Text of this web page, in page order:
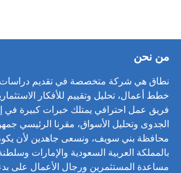
من نحن
نطاق هي شركة متخصصة في تقديم دراسات
خطط أعمال، تحليل وتقييم للأفكار
فريق عمل احترافي يمتلك خبرات كبيرة في
الجدوى وتحليل الأسواق، مقرنا الرئيسي
محافظة بني سويف، ونسعى جاهدين لأن
بالمملكة العربية السعودية والإمارات
مساعدة المستثمرين ورجال الأعمال على